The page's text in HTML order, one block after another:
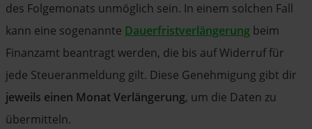
des Folgemonats unmöglich sein. In einem solchen Fall
kann eine sogenannte Dauerfristverlängerung beim
Finanzamt beantragt werden, die bis auf Widerruf für
jede Steueranmeldung gilt. Diese Genehmigung gibt dir
jeweils einen Monat Verlängerung, um die Daten zu
übermitteln.